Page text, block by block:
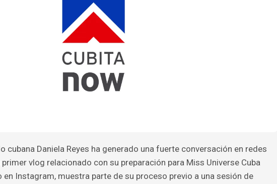
cubana Daniela Reyes ha generado una fuerte conversación en redes
vlog relacionado con su preparación para Miss Universe Cuba
Instagram, muestra parte de su proceso previo a una sesión de